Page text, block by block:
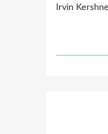
Irvin